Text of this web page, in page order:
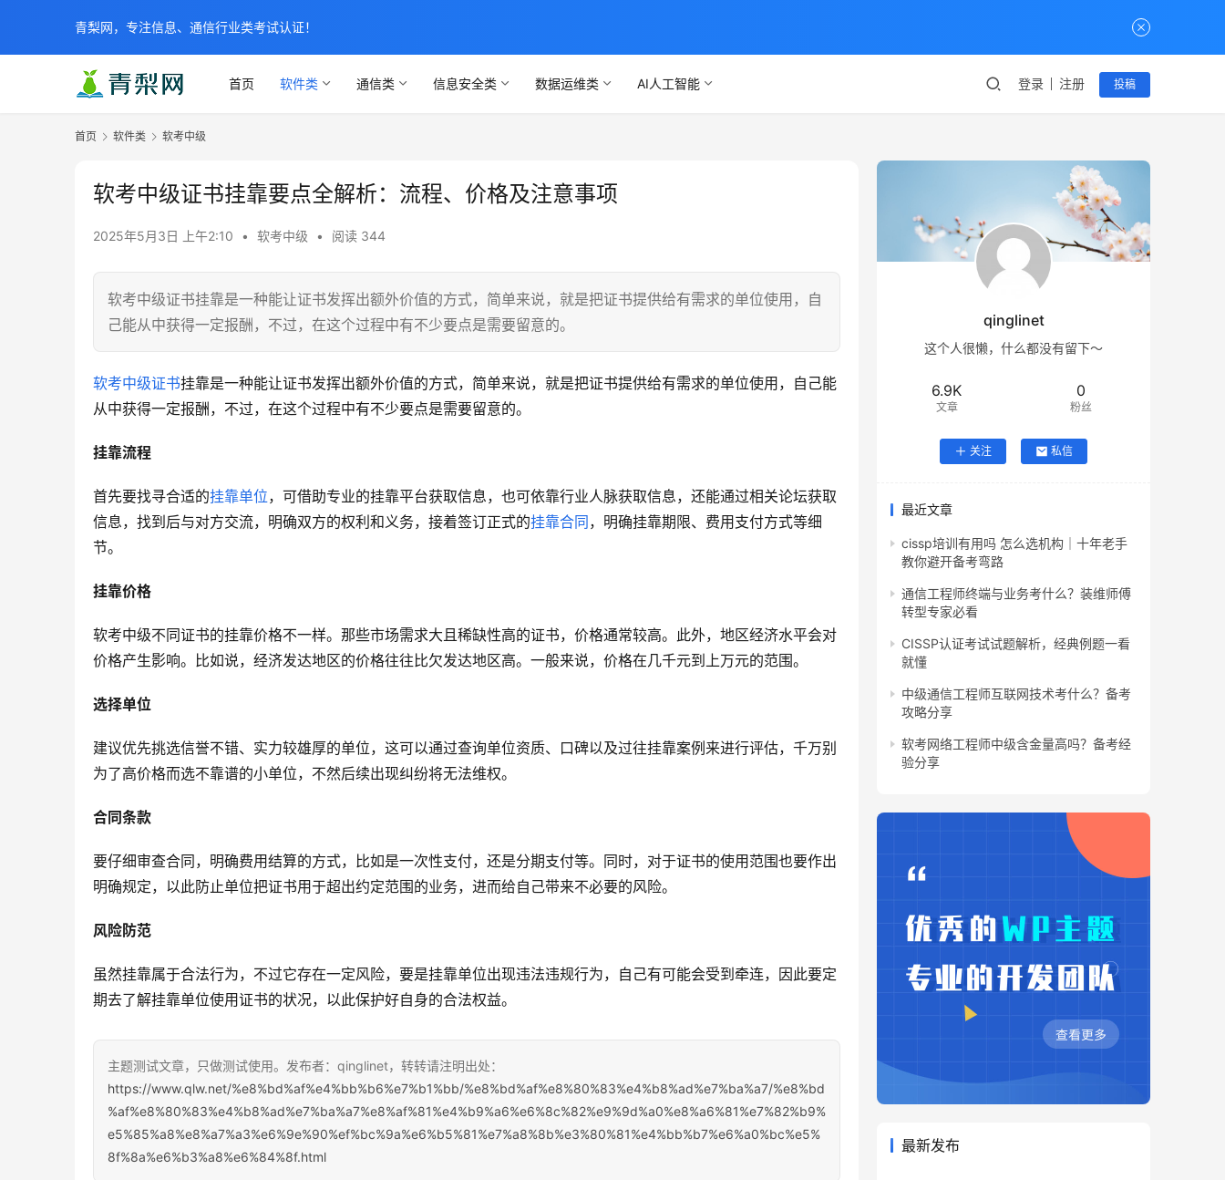
首页 软件类 通信类 信息安全类 数据运维类 AI人工智能 登录 注册 投稿
首页 软件类 软考中级
软考中级证书挂靠要点全解析：流程、价格及注意事项
2025年5月3日 上午2:10 • 软考中级 • 阅读 344
软考中级证书挂靠是一种能让证书发挥出额外价值的方式，简单来说，就是把证书提供给有需求的单位使用，自
己能从中获得一定报酬，不过，在这个过程中有不少要点是需要留意的。
软考中级证书挂靠是一种能让证书发挥出额外价值的方式，简单来说，就是把证书提供给有需求的单位使用，自己能
从中获得一定报酬，不过，在这个过程中有不少要点是需要留意的。
挂靠流程
首先要找寻合适的挂靠单位，可借助专业的挂靠平台获取信息，也可依靠行业人脉获取信息，还能通过相关论坛获取
信息，找到后与对方交流，明确双方的权利和义务，接着签订正式的挂靠合同 ，明确挂靠期限、费用支付方式等细
节。
挂靠价格
软考中级不同证书的挂靠价格不一样。那些市场需求大且稀缺性高的证书，价格通常较高。此外，地区经济水平会对
价格产生影响。比如说，经济发达地区的价格往往比欠发达地区高。一般来说，价格在几千元到上万元的范围。
选择单位
建议优先挑选信誉不错、实力较雄厚的单位，这可以通过查询单位资质、口碑以及过往挂靠案例来进行评估，千万别
为了高价格而选不靠谱的小单位，不然后续出现纠纷将无法维权。
合同条款
要仔细审查合同，明确费用结算的方式，比如是一次性支付，还是分期支付等。同时，对于证书的使用范围也要作出
明确规定，以此防止单位把证书用于超出约定范围的业务，进而给自己带来不必要的风险。
风险防范
虽然挂靠属于合法行为，不过它存在一定风险，要是挂靠单位出现违法违规行为，自己有可能会受到牵连，因此要定
期去了解挂靠单位使用证书的状况，以此保护好自身的合法权益。
主题测试文章，只做测试使用。发布者：qinglinet，转转请注明出处：
https://www.qlw.net/%e8%bd%af%e4%bb%b6%e7%b1%bb/%e8%bd%af%e8%80%83%e4%b8%ad%e7%ba%a7/%e8%bd
%af%e8%80%83%e4%b8%ad%e7%ba%a7%e8%af%81%e4%b9%a6%e6%8c%82%e9%9d%a0%e8%a6%81%e7%82%b9%
e5%85%a8%e8%a7%a3%e6%9e%90%ef%bc%9a%e6%b5%81%e7%a8%8b%e3%80%81%e4%bb%b7%e6%a0%bc%e5%
8f%8a%e6%b3%a8%e6%84%8f.html
qinglinet
这个人很懒，什么都没有留下～
6.9K
文章
0
粉丝
关注 私信
最近文章
cissp培训有用吗 怎么选机构｜十年老手
教你避开备考弯路
通信工程师终端与业务考什么？装维师傅
转型专家必看
CISSP认证考试试题解析，经典例题一看
就懂
中级通信工程师互联网技术考什么？备考
攻略分享
软考网络工程师中级含金量高吗？备考经
验分享
最新发布
青梨网，专注信息、通信行业类考试认证！